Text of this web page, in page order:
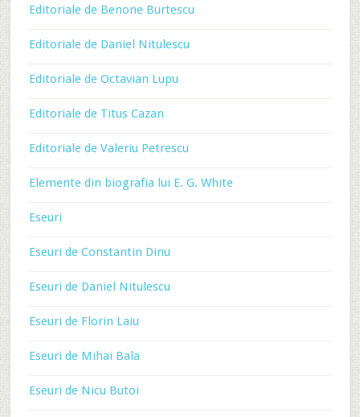
Editoriale de Benone Burtescu
Editoriale de Daniel Nitulescu
Editoriale de Octavian Lupu
Editoriale de Titus Cazan
Editoriale de Valeriu Petrescu
Elemente din biografia lui E. G. White
Eseuri
Eseuri de Constantin Dinu
Eseuri de Daniel Nitulescu
Eseuri de Florin Laiu
Eseuri de Mihai Bala
Eseuri de Nicu Butoi